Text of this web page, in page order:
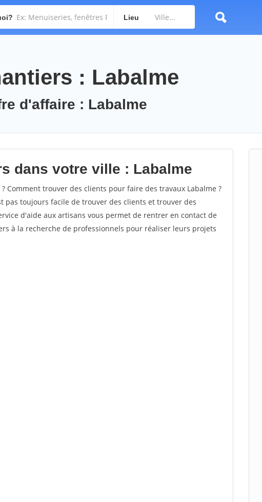
Lieu
: Labalme
d'affaire : Labalme
dans votre ville : Labalme
Comment trouver des clients pour faire des travaux Labalme ?
toujours facile de trouver des clients et trouver des
d'aide aux artisans vous permet de rentrer en contact de
à la recherche de professionnels pour réaliser leurs projets